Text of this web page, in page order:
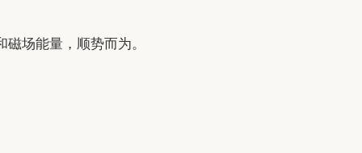
场能量，顺势而为。